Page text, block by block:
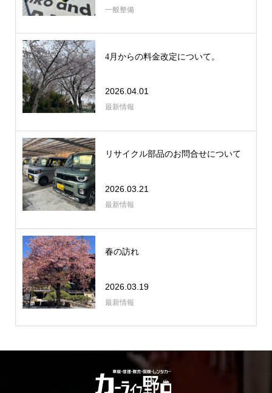
一般整備
4月からの料金改定について。
2026.04.01
最新情報
リサイクル部品のお問合せについて
2026.03.21
最新情報
春の訪れ
2026.03.19
最新情報